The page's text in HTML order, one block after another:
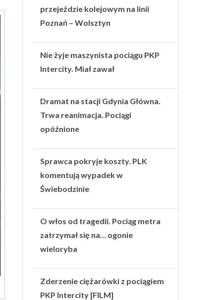
przejeździe kolejowym na linii
Poznań – Wolsztyn
Nie żyje maszynista pociągu PKP
Intercity. Miał zawał
Dramat na stacji Gdynia Główna.
Trwa reanimacja. Pociągi
opóźnione
Sprawca pokryje koszty. PLK
komentują wypadek w
Świebodzinie
O włos od tragedii. Pociąg metra
zatrzymał się na… ogonie
wieloryba
Zderzenie ciężarówki z pociągiem
PKP Intercity [FILM]